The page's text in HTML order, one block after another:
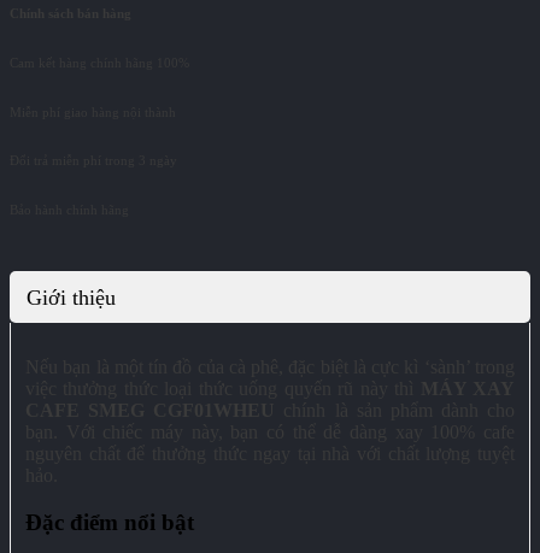
Chính sách bán hàng
Giới thiệu
Nếu bạn là một tín đồ của cà phê, đặc biệt là cực kì ‘sành’ trong
việc thưởng thức loại thức uống quyến rũ này thì
MÁY XAY
CAFE SMEG CGF01WHEU
bạn. Với chiếc máy này, bạn có thể dễ dàng xay 100% cafe
nguyên chất để thưởng thức ngay tại nhà với chất lượng tuyệt
Đặc điểm nổi bật